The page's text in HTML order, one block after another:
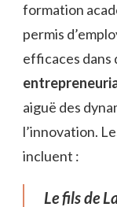
formation
permis
efficaces dans
aiguë des
l’innovation.
incluent :
Le fils de